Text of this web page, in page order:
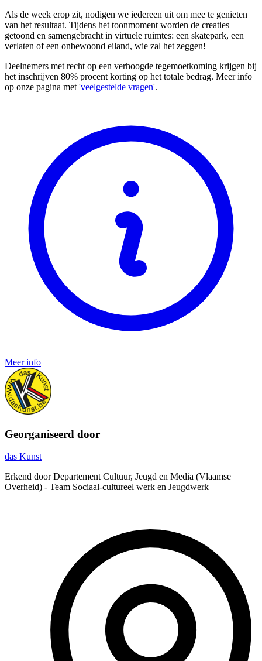
Als de week erop zit, nodigen we iedereen uit om mee te genieten
van het resultaat. Tijdens het toonmoment worden de creaties
getoond en samengebracht in virtuele ruimtes: een skatepark, een
verlaten of een onbewoond eiland, wie zal het zeggen!
Deelnemers met recht op een verhoogde tegemoetkoming krijgen bij
het inschrijven 80% procent korting op het totale bedrag. Meer info
op onze pagina met 'veelgestelde vragen'.
Meer info
Georganiseerd door
das Kunst
Erkend door Departement Cultuur, Jeugd en Media (Vlaamse
Overheid) - Team Sociaal-cultureel werk en Jeugdwerk